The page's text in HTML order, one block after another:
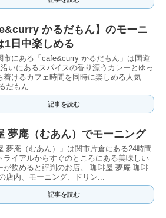
かるだもん】のモーニ
1日中楽しめる
市にある「cafe&curry かるだもん」は国道
いにあるスパイスの香り漂うカレーとゆっ
着けるカフェ時間を同時に楽しめる人気
だもん ...
記事を読む
夢庵（むあん）でモーニング
夢庵（むあん）」は関市片倉にある24時間
ライアルからすぐのところにある美味しい
が飲めると評判のお店。 珈琲屋 夢庵 珈琲
店内、モーニング、ドリン...
記事を読む